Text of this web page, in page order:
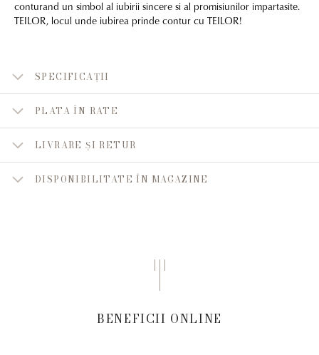
conturand un simbol al iubirii sincere si al promisiunilor impartasite.
TEILOR, locul unde iubirea prinde contur cu TEILOR!
SPECIFICAȚII
PLATA ÎN RATE
LIVRARE ȘI RETUR
DISPONIBILITATE ÎN MAGAZINE
BENEFICII ONLINE